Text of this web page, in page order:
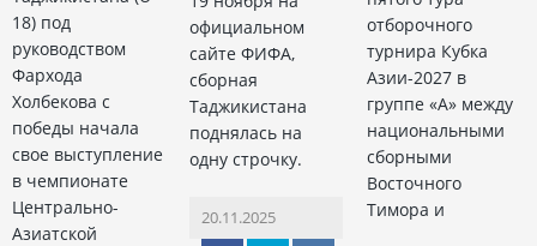
18) под
руководством
Фархода
Холбекова с
победы начала
свое выступление
в чемпионате
Центрально-
Азиатской
официальном
сайте ФИФА,
сборная
Таджикистана
поднялась на
одну строчку.
20.11.2025
отборочного
турнира Кубка
Азии-2027 в
группе «А» между
национальными
сборными
Восточного
Тимора и